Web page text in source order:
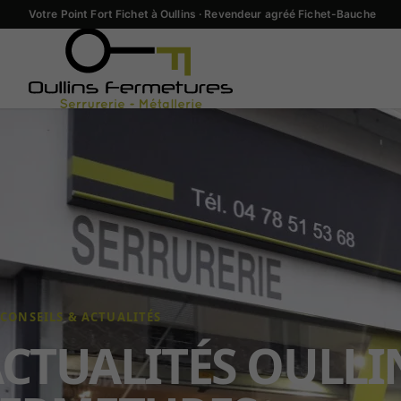
Votre Point Fort Fichet à Oullins · Revendeur agréé Fichet-Bauche
CONSEILS & ACTUALITÉS